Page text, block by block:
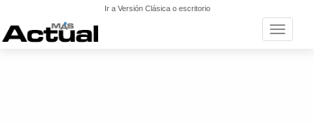
Ir a Versión Clásica o escritorio
Toggle